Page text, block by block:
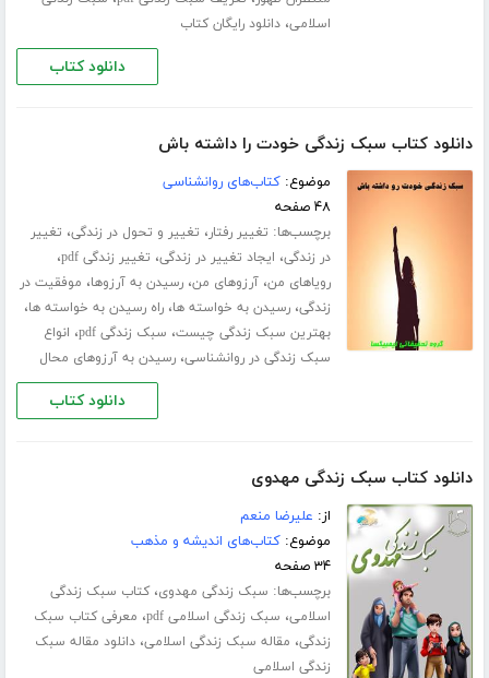
اسلامی،دانلود رایگان کتاب
دانلود کتاب
دانلود کتاب سبک زندگی خودت را داشته باش
موضوع:کتاب‌های روانشناسی
۴۸ صفحه
برچسب‌ها: تغییر رفتار، تغییر و تحول در زندگی، تغییر
در زندگی، ایجاد تغییر در زندگی، تغییر زندگی pdf ،
رویاهای من،آرزوهای من،رسیدن به آرزوها، موفقیت در
زندگی،رسیدن به خواسته ها،راه رسیدن به خواسته ها،
بهترین سبک زندگی چیست، سبک زندگی pdf ، انواع
سبک زندگی در روانشناسی،رسیدن به آرزوهای محال
دانلود کتاب
دانلود کتاب سبک زندگی مهدوی
از: علیرضا منعم
موضوع:کتاب‌های اندیشه و مذهب
۳۴ صفحه
برچسب‌ها: سبک زندگی مهدوی،کتاب سبک زندگی
اسلامی، سبک زندگی اسلامی pdf ، معرفی کتاب سبک
زندگی، مقاله سبک زندگی اسلامی،دانلود مقاله سبک
زندگی اسلامی